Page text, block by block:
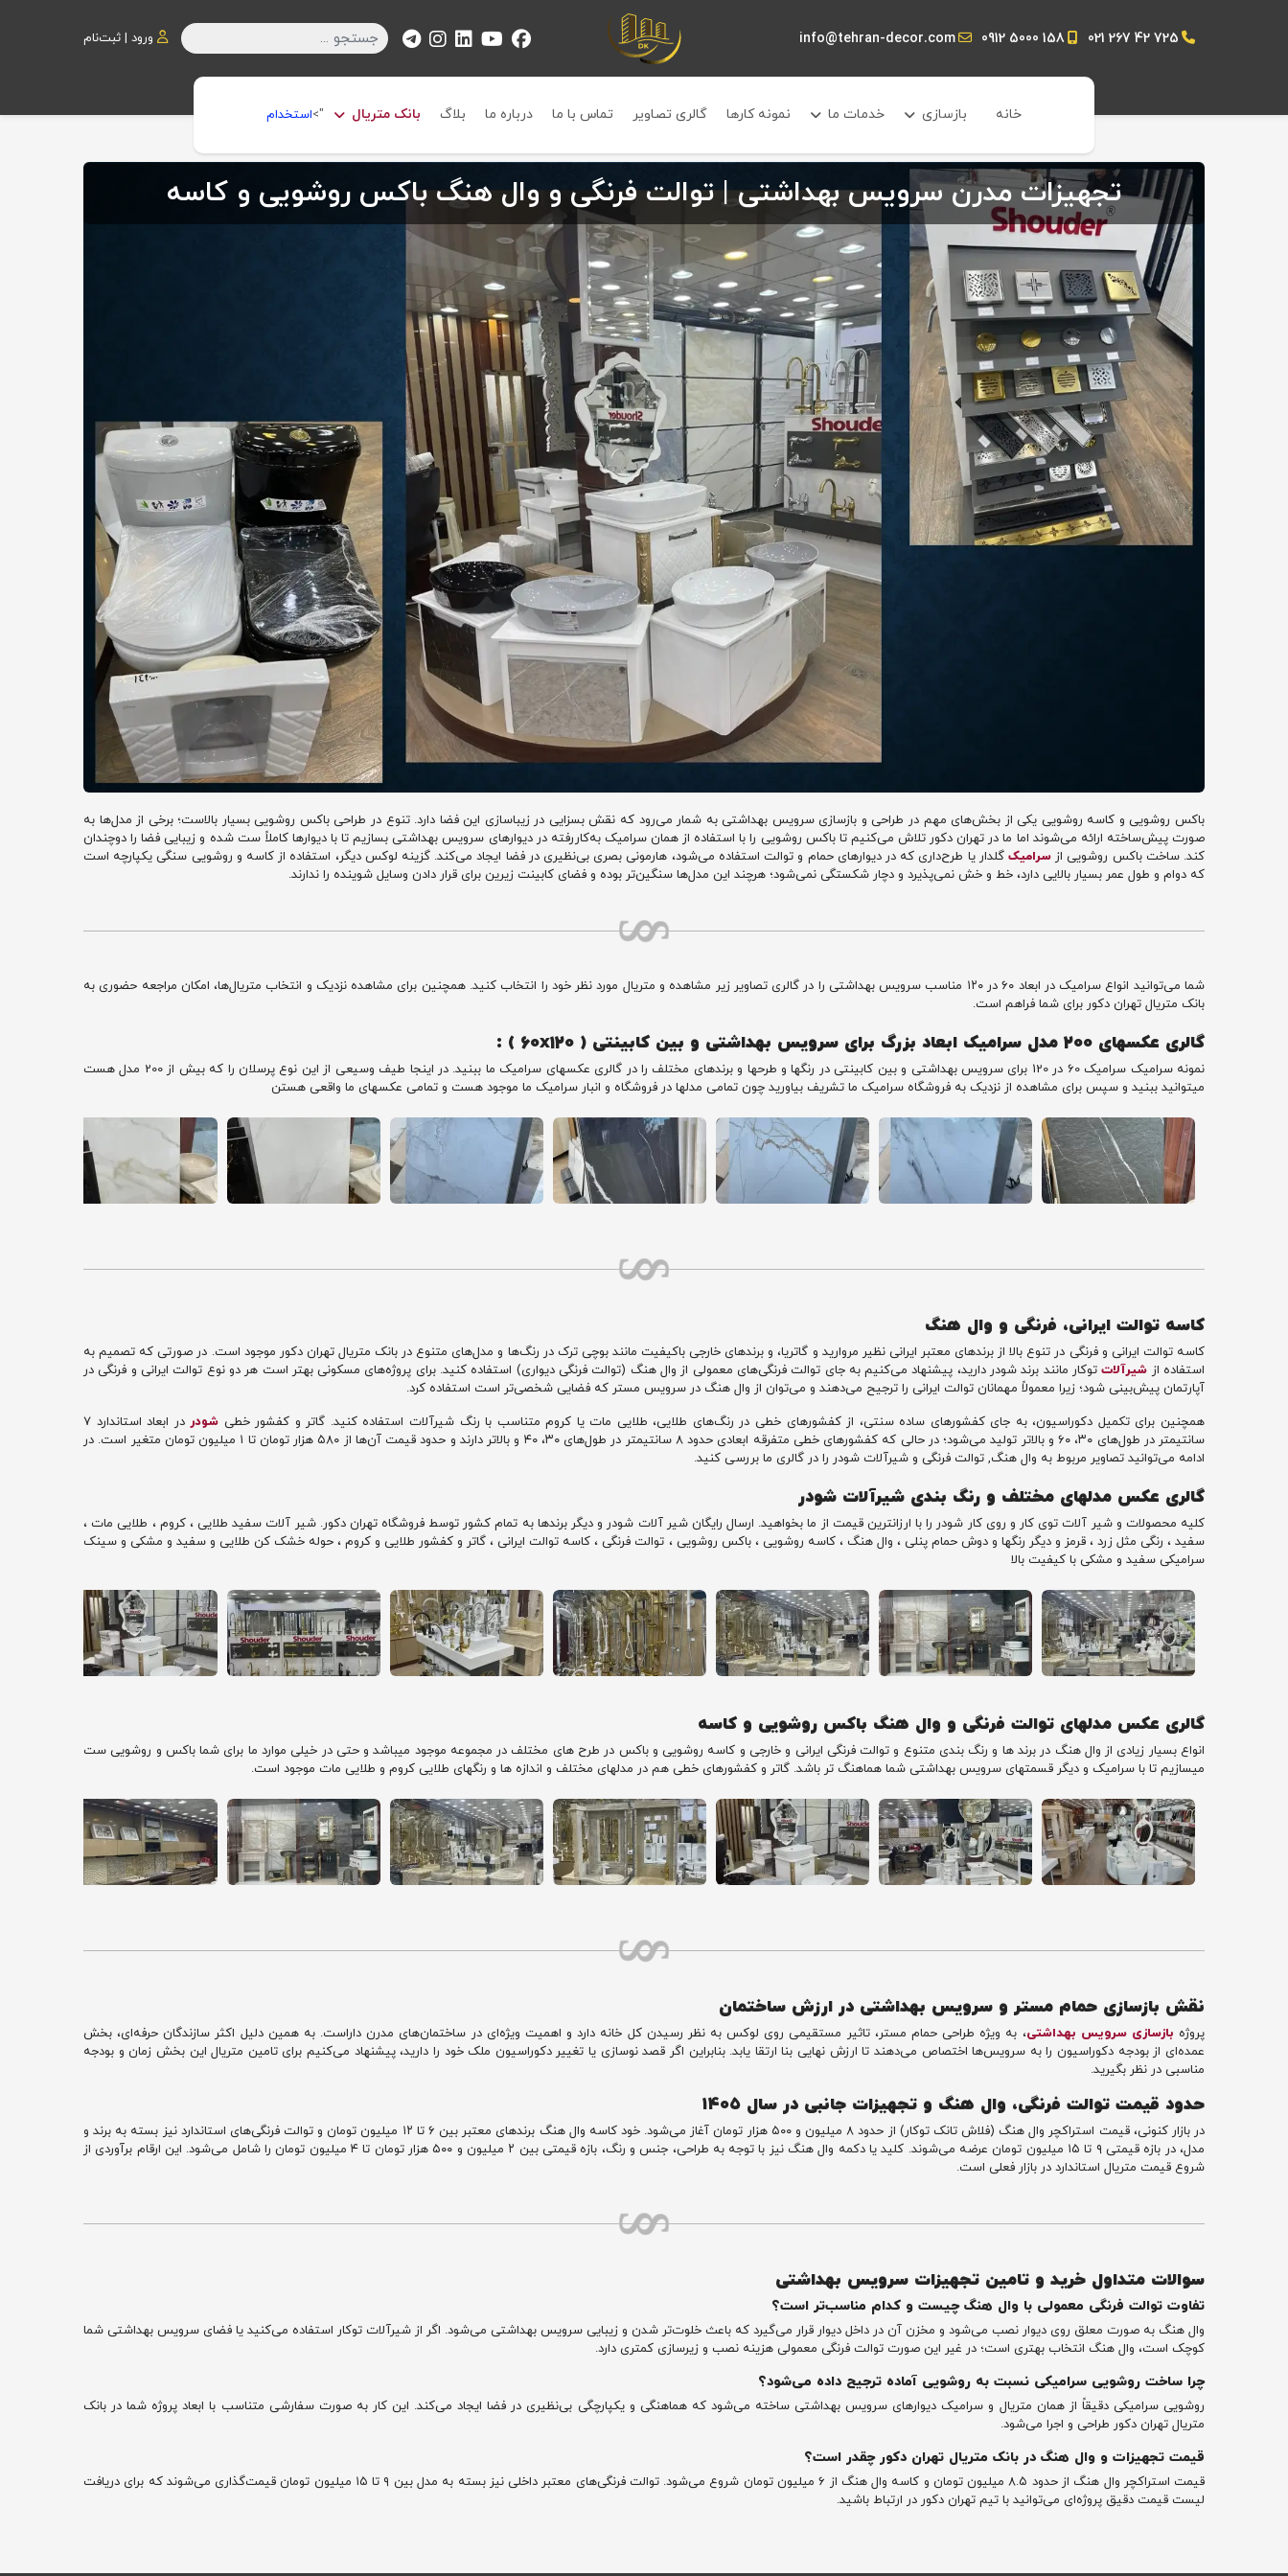
021 267 42 725
0912 5000 158
info@tehran-decor.com جستجو ورود | ثبت‌نام
خانه بازسازی خدمات ما نمونه کارها گالری تصاویر تماس با ما درباره ما بلاگ بانک متریال ">استخدام
تجهیزات مدرن سرویس بهداشتی | توالت فرنگی و وال هنگ باکس روشویی و کاسه
باکس روشویی و کاسه روشویی یکی از بخش‌های مهم در طراحی و بازسازی سرویس بهداشتی به شمار می‌رود که نقش بسزایی در زیباسازی این فضا دارد. تنوع در طراحی باکس روشویی بسیار بالاست؛ برخی از مدل‌ها به
صورت پیش‌ساخته ارائه می‌شوند اما ما در تهران دکور تلاش می‌کنیم تا باکس روشویی را با استفاده از همان سرامیک به‌کاررفته در دیوارهای سرویس بهداشتی بسازیم تا با دیوارها کاملاً ست شده و زیبایی فضا را دوچندان
کند. ساخت باکس روشویی ازسرامیک گلدار یا طرح‌داری که در دیوارهای حمام و توالت استفاده می‌شود، هارمونی بصری بی‌نظیری در فضا ایجاد می‌کند. گزینه لوکس دیگر، استفاده از کاسه و روشویی سنگی یکپارچه است
که دوام و طول عمر بسیار بالایی دارد، خط و خش نمی‌پذیرد و دچار شکستگی نمی‌شود؛ هرچند این مدل‌ها سنگین‌تر بوده و فضای کابینت زیرین برای قرار دادن وسایل شوینده را ندارند.
شما می‌توانید انواع سرامیک در ابعاد ۶۰ در ۱۲۰ مناسب سرویس بهداشتی را در گالری تصاویر زیر مشاهده و متریال مورد نظر خود را انتخاب کنید. همچنین برای مشاهده نزدیک و انتخاب متریال‌ها، امکان مراجعه حضوری به
بانک متریال تهران دکور برای شما فراهم است.
گالری عکسهای 200 مدل سرامیک ابعاد بزرگ برای سرویس بهداشتی و بین کابینتی ( 60x120 ) :
نمونه سرامیک سرامیک 60 در 120 برای سرویس بهداشتی و بین کابینتی در رنگها و طرحها و برندهای مختلف را در گالری عکسهای سرامیک ما ببنید. در اینجا طیف وسیعی از این نوع پرسلان را که بیش از 200 مدل هست
میتوانید ببنید و سپس برای مشاهده از نزدیک به فروشگاه سرامیک ما تشریف بیاورید چون تمامی مدلها در فروشگاه و انبار سرامیک ما موجود هست و تمامی عکسهای ما واقعی هستن
کاسه توالت ایرانی، فرنگی و وال هنگ
کاسه توالت ایرانی و فرنگی در تنوع بالا از برندهای معتبر ایرانی نظیر مروارید و گاتریا، و برندهای خارجی باکیفیت مانند بوچی ترک در رنگ‌ها و مدل‌های متنوع در بانک متریال تهران دکور موجود است. در صورتی که تصمیم به
استفاده از شیرآلاتتوکار مانند برند شودر دارید، پیشنهاد می‌کنیم به جای توالت فرنگی‌های معمولی از وال هنگ (توالت فرنگی دیواری) استفاده کنید. برای پروژه‌های مسکونی بهتر است هر دو نوع توالت ایرانی و فرنگی در
آپارتمان پیش‌بینی شود؛ زیرا معمولاً مهمانان توالت ایرانی را ترجیح می‌دهند و می‌توان از وال هنگ در سرویس مستر که فضایی شخصی‌تر است استفاده کرد.
همچنین برای تکمیل دکوراسیون، به جای کفشورهای ساده سنتی، از کفشورهای خطی در رنگ‌های طلایی، طلایی مات یا کروم متناسب با رنگ شیرآلات استفاده کنید. گاتر و کفشور خطی شودر
در ابعاد استاندارد ۷
سانتیمتر در طول‌های ۳۰، ۶۰ و بالاتر تولید می‌شود؛ در حالی که کفشورهای خطی متفرقه ابعادی حدود ۸ سانتیمتر در طول‌های ۳۰، ۴۰ و بالاتر دارند و حدود قیمت آن‌ها از ۵۸۰ هزار تومان تا ۱ میلیون تومان متغیر است. در
ادامه می‌توانید تصاویر مربوط به وال هنگ, توالت فرنگی و شیرآلات شودر را در گالری ما بررسی کنید.
گالری عکس مدلهای مختلف و رنگ بندی شیرآلات شودر
کلیه محصولات و شیر آلات توی کار و روی کار شودر را با ارزانترین قیمت از ما بخواهید. ارسال رایگان شیر آلات شودر و دیگر برندها به تمام کشور توسط فروشگاه تهران دکور. شیر آلات سفید طلایی ، کروم ، طلایی مات ،
سفید ، رنگی مثل زرد ، قرمز و دیگر رنگها و دوش حمام پنلی ، وال هنگ ، کاسه روشویی ، باکس روشویی ، توالت فرنگی ، کاسه توالت ایرانی ، گاتر و کفشور طلایی و کروم ، حوله خشک کن طلایی و سفید و مشکی و سینک
سرامیکی سفید و مشکی با کیفیت بالا
گالری عکس مدلهای توالت فرنگی و وال هنگ باکس روشویی و کاسه
انواع بسیار زیادی از وال هنگ در برند ها و رنگ بندی متنوع و توالت فرنگی ایرانی و خارجی و کاسه روشویی و باکس در طرح های مختلف در مجموعه موجود میباشد و حتی در خیلی موارد ما برای شما باکس و روشویی ست
میسازیم تا با سرامیک و دیگر قسمتهای سرویس بهداشتی شما هماهنگ تر باشد. گاتر و کفشورهای خطی هم در مدلهای مختلف و اندازه ها و رنگهای طلایی کروم و طلایی مات موجود است.
نقش بازسازی حمام مستر و سرویس بهداشتی در ارزش ساختمان
پروژه بازسازی سرویس بهداشتی، به ویژه طراحی حمام مستر، تاثیر مستقیمی روی لوکس به نظر رسیدن کل خانه دارد و اهمیت ویژه‌ای در ساختمان‌های مدرن داراست. به همین دلیل اکثر سازندگان حرفه‌ای، بخش
عمده‌ای از بودجه دکوراسیون را به سرویس‌ها اختصاص می‌دهند تا ارزش نهایی بنا ارتقا یابد. بنابراین اگر قصد نوسازی یا تغییر دکوراسیون ملک خود را دارید، پیشنهاد می‌کنیم برای تامین متریال این بخش زمان و بودجه
مناسبی در نظر بگیرید.
حدود قیمت توالت فرنگی، وال هنگ و تجهیزات جانبی در سال ۱۴۰۵
در بازار کنونی، قیمت استراکچر وال هنگ (فلاش تانک توکار) از حدود ۸ میلیون و ۵۰۰ هزار تومان آغاز می‌شود. خود کاسه وال هنگ برندهای معتبر بین ۶ تا ۱۲ میلیون تومان و توالت فرنگی‌های استاندارد نیز بسته به برند و
مدل، در بازه قیمتی ۹ تا ۱۵ میلیون تومان عرضه می‌شوند. کلید یا دکمه وال هنگ نیز با توجه به طراحی، جنس و رنگ، بازه قیمتی بین ۲ میلیون و ۵۰۰ هزار تومان تا ۴ میلیون تومان را شامل می‌شود. این ارقام برآوردی از
شروع قیمت متریال استاندارد در بازار فعلی است.
سوالات متداول خرید و تامین تجهیزات سرویس بهداشتی
تفاوت توالت فرنگی معمولی با وال هنگ چیست و کدام مناسب‌تر است؟
وال هنگ به صورت معلق روی دیوار نصب می‌شود و مخزن آن در داخل دیوار قرار می‌گیرد که باعث خلوت‌تر شدن و زیبایی سرویس بهداشتی می‌شود. اگر از شیرآلات توکار استفاده می‌کنید یا فضای سرویس بهداشتی شما
کوچک است، وال هنگ انتخاب بهتری است؛ در غیر این صورت توالت فرنگی معمولی هزینه نصب و زیرسازی کمتری دارد.
چرا ساخت روشویی سرامیکی نسبت به روشویی آماده ترجیح داده می‌شود؟
روشویی سرامیکی دقیقاً از همان متریال و سرامیک دیوارهای سرویس بهداشتی ساخته می‌شود که هماهنگی و یکپارچگی بی‌نظیری در فضا ایجاد می‌کند. این کار به صورت سفارشی متناسب با ابعاد پروژه شما در بانک
متریال تهران دکور طراحی و اجرا می‌شود.
قیمت تجهیزات و وال هنگ در بانک متریال تهران دکور چقدر است؟
قیمت استراکچر وال هنگ از حدود ۸.۵ میلیون تومان و کاسه وال هنگ از ۶ میلیون تومان شروع می‌شود. توالت فرنگی‌های معتبر داخلی نیز بسته به مدل بین ۹ تا ۱۵ میلیون تومان قیمت‌گذاری می‌شوند که برای دریافت
لیست قیمت دقیق پروژه‌ای می‌توانید با تیم تهران دکور در ارتباط باشید.